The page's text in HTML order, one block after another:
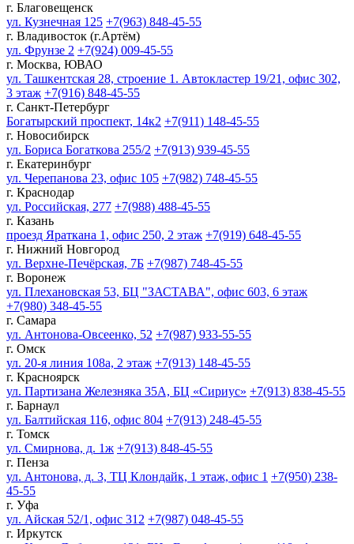
г. Благовещенск
ул. Кузнечная 125 +7(963) 848-45-55
г. Владивосток (г.Артём)
ул. Фрунзе 2 +7(924) 009-45-55
г. Москва, ЮВАО
ул. Ташкентская 28, строение 1. Автокластер 19/21, офис 302,
3 этаж +7(916) 848-45-55
г. Санкт-Петербург
Богатырский проспект, 14к2 +7(911) 148-45-55
г. Новосибирск
ул. Бориса Богаткова 255/2 +7(913) 939-45-55
г. Екатеринбург
ул. Черепанова 23, офис 105 +7(982) 748-45-55
г. Краснодар
ул. Российская, 277 +7(988) 488-45-55
г. Казань
проезд Яраткана 1, офис 250, 2 этаж +7(919) 648-45-55
г. Нижний Новгород
ул. Верхне-Печёрская, 7Б +7(987) 748-45-55
г. Воронеж
ул. Плехановская 53, БЦ "ЗАСТАВА", офис 603, 6 этаж
+7(980) 348-45-55
г. Самара
ул. Антонова-Овсеенко, 52 +7(987) 933-55-55
г. Омск
ул. 20-я линия 108а, 2 этаж +7(913) 148-45-55
г. Красноярск
ул. Партизана Железняка 35А, БЦ «Сириус» +7(913) 838-45-55
г. Барнаул
ул. Балтийская 116, офис 804 +7(913) 248-45-55
г. Томск
ул. Смирнова, д. 1ж +7(913) 848-45-55
г. Пенза
ул. Антонова, д. 3, ТЦ Клондайк, 1 этаж, офис 1 +7(950) 238-
45-55
г. Уфа
ул. Айская 52/1, офис 312 +7(987) 048-45-55
г. Иркутск